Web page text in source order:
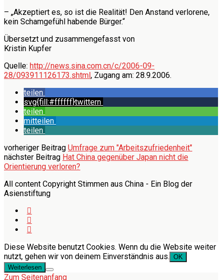
– „Akzeptiert es, so ist die Realität! Den Anstand verlorene,
kein Schamgefühl habende Bürger.“
Übersetzt und zusammengefasst von
Kristin Kupfer
Quelle: http://news.sina.com.cn/c/2006-09-
28/093911126173.shtml, Zugang am: 28.9.2006.
teilen
svg{fill:#ffffff}twittern
teilen
mitteilen
teilen
vorheriger Beitrag Umfrage zum "Arbeitszufriedenheit"
nächster Beitrag Hat China gegenüber Japan nicht die
Orientierung verloren?
All content Copyright Stimmen aus China - Ein Blog der
Asienstiftung
Diese Website benutzt Cookies. Wenn du die Website weiter
nutzt, gehen wir von deinem Einverständnis aus. OK
Weiterlesen
Zum Seitenanfang